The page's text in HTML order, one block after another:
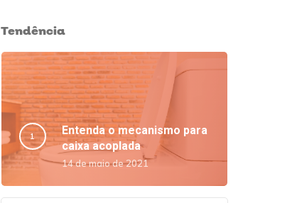
Tendência
Entenda o mecanismo para
caixa acoplada
14 de maio de 2021